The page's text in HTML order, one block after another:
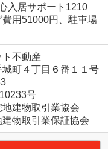
入居サポート1210
用51000円、駐車場
不動産
町４丁目６番１１号
号
地建物取引業協会
建物取引業保証協会